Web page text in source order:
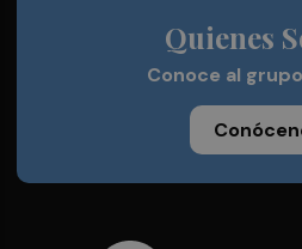
Quienes
Conoce al